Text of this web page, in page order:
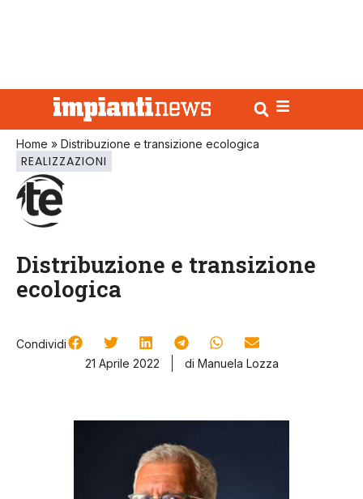
Home » Distribuzione e transizione ecologica
REALIZZAZIONI
Distribuzione e transizione
ecologica
Condividi
21 Aprile 2022
di Manuela Lozza